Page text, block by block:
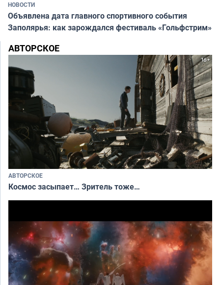
НОВОСТИ
Объявлена дата главного спортивного события
Заполярья: как зарождался фестиваль «Гольфстрим»
АВТОРСКОЕ
АВТОРСКОЕ
Космос засыпает… Зритель тоже…